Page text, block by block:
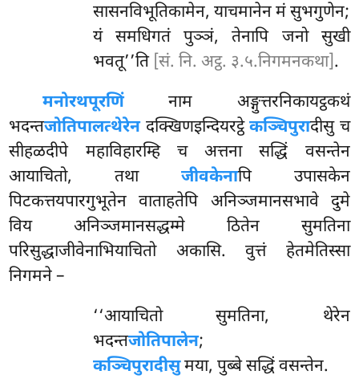
सासनविभूतिकामेन, याचमानेन मं सुभगुणेन;
यं समधिगतं पुञ्ञं, तेनापि जनो सुखी
भवतू’’ति [सं. नि. अट्ठ. ३.५.निगमनकथा].
मनोरथपूरणिंनाम अङ्गुत्तरनिकायट्ठकथं
भदन्तजोतिपालत्थेरेनदक्खिणइन्दियरट्ठेकञ्चिपुरादीसु च
सीहळदीपे महाविहारम्हि च अत्तना सद्धिं वसन्तेन
आयाचितो, तथा जीवकेनापि उपासकेन
पिटकत्तयपारगुभूतेन वाताहतेपि अनिञ्जमानसभावे दुमे
विय अनिञ्जमानसद्धम्मे ठितेन सुमतिना
परिसुद्धाजीवेनाभियाचितो अकासि. वुत्तं हेतमेतिस्सा
निगमने –
‘‘आयाचितो सुमतिना, थेरेन
भदन्तजोतिपालेन;
कञ्चिपुरादीसुमया, पुब्बे सद्धिं वसन्तेन.